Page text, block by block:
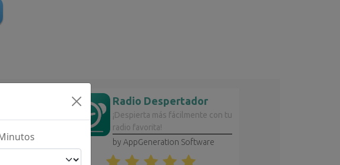
Radio Despertador
¡Despierta más fácilmente con tu
radio favorita!
by AppGeneration Software